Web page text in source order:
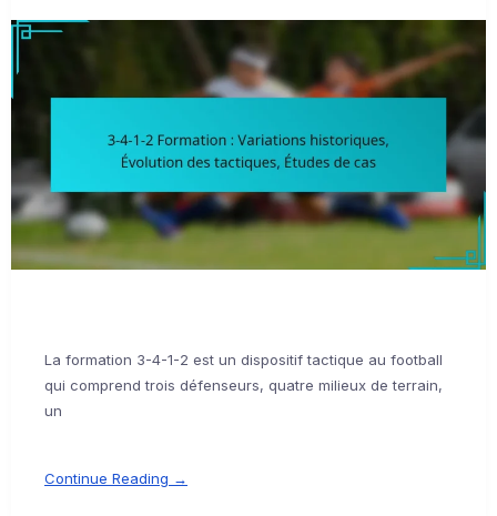
La formation 3-4-1-2 est un dispositif tactique au football
qui comprend trois défenseurs, quatre milieux de terrain,
un
Continue Reading →